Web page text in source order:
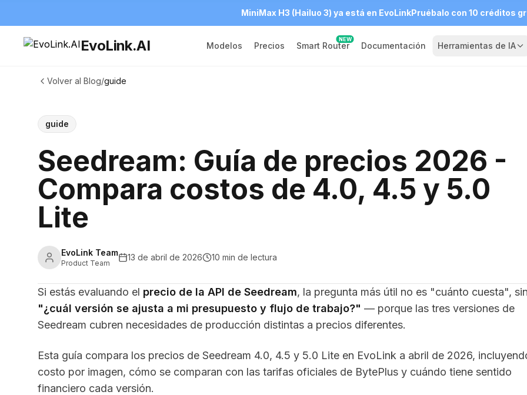
MiniMax H3 (Hailuo 3) ya está en EvoLinkPruébalo con 10 créditos
EvoLink.AI Modelos Precios Smart Router
NEW
Documentación Herramientas de IA
Volver al Blog/guide
guide
Seedream: Guía de precios 2026 -
Compara costos de 4.0, 4.5 y 5.0
Lite
EvoLink Team
Product Team
13 de abril de 2026 10 min de lectura
Si estás evaluando el precio de la API de Seedream, la pregunta más útil no es "cuánto cuesta",
"¿cuál versión se ajusta a mi presupuesto y flujo de trabajo?" — porque las tres versiones de
Seedream cubren necesidades de producción distintas a precios diferentes.
Esta guía compara los precios de Seedream 4.0, 4.5 y 5.0 Lite en EvoLink a abril de 2026,
costo por imagen, cómo se comparan con las tarifas oficiales de BytePlus y cuándo tiene sentido
financiero cada versión.